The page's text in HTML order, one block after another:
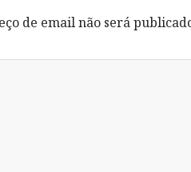
de email não será